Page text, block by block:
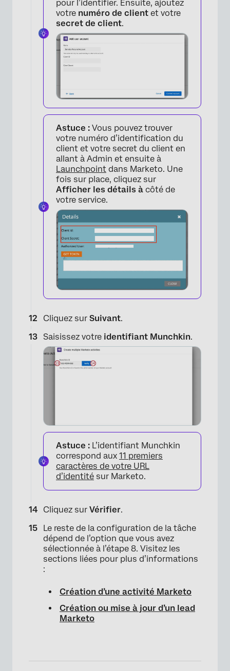
×
pour l’identifier. Ensuite, ajoutez
votre numéro de client et votre
secret de client.
Astuce : Vous pouvez trouver
votre numéro d’identification du
client et votre secret du client en
allant à Admin et ensuite à
Launchpoint dans Marketo. Une
fois sur place, cliquez sur
Afficher les détails à côté de
votre service.
Cliquez sur Suivant.
Saisissez votre identifiant Munchkin.
Astuce : L’identifiant Munchkin
correspond aux 11 premiers
caractères de votre URL
d’identité sur Marketo.
Cliquez sur Vérifier.
Le reste de la configuration de la tâche
dépend de l’option que vous avez
sélectionnée à l’étape 8. Visitez les
sections liées pour plus d’informations
:
Création d’une activité Marketo
Création ou mise à jour d’un lead
Marketo